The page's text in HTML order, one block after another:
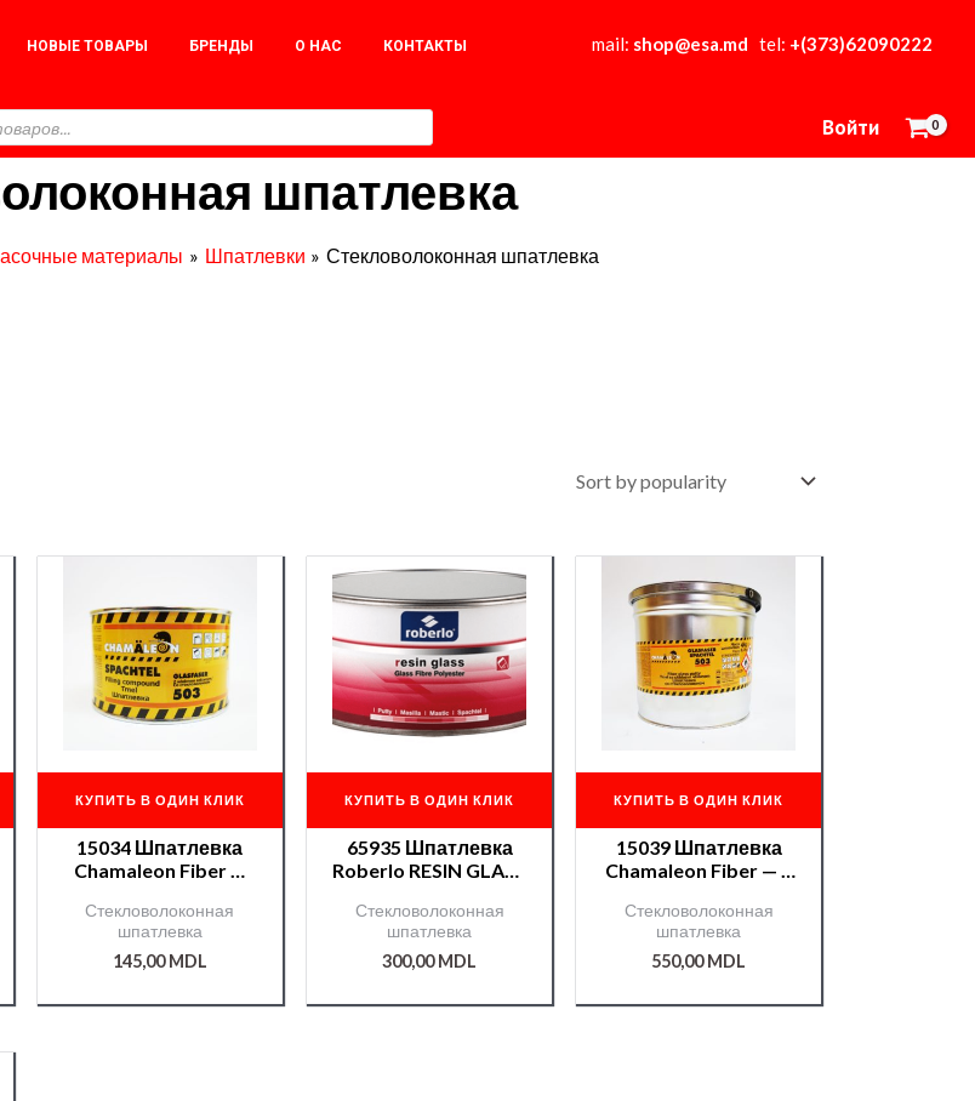
НОВЫЕ ТОВАРЫ БРЕНДЫ О НАС КОНТАКТЫ mail: shop@esa.md tel: +(373)62090222
Войти
шпатлевка
материалы Шпатлевки Стекловолоконная шпатлевка
КУПИТЬ В ОДИН КЛИК
15034 Шпатлевка
Chamaleon Fiber —
Стекловолоконная
шпатлевка
145,00MDL
КУПИТЬ В ОДИН КЛИК
65935 Шпатлевка
Roberlo RESIN GLASS
Стекловолоконная
шпатлевка
300,00MDL
КУПИТЬ В ОДИН КЛИК
15039 Шпатлевка
Chamaleon Fiber — 4
Стекловолоконная
шпатлевка
550,00MDL